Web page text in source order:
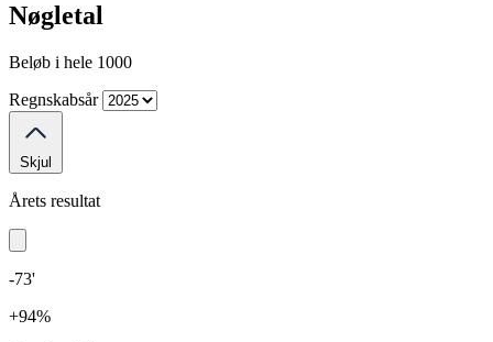
Nøgletal
Beløb i hele 1000
Regnskabsår
Skjul
Årets resultat
-73'
+94%